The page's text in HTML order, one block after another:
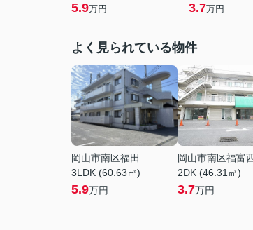
5.9万円 3.7万円
よく見られている物件
岡山市南区福田
3LDK (60.63㎡)
5.9万円
岡山市南区福富
2DK (46.31㎡)
3.7万円